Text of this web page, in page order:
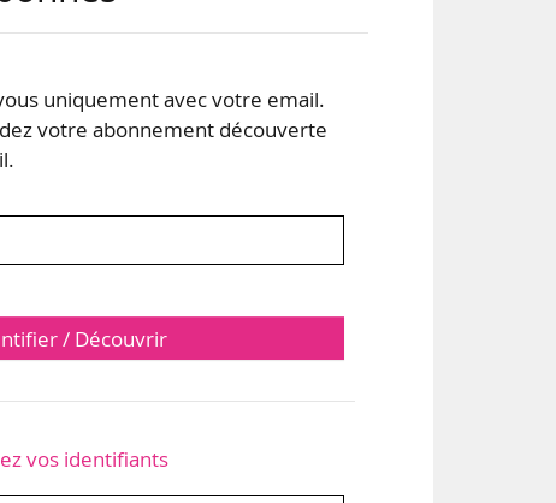
uniquement avec votre email.
votre abonnement découverte
/ Découvrir
vos identifiants